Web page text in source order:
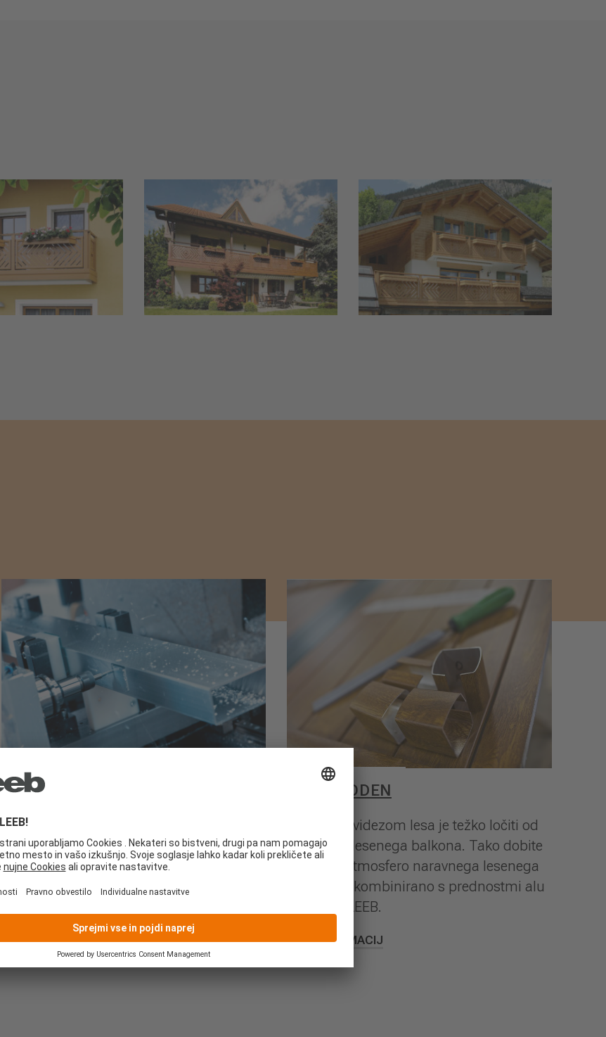
SISTEM ZAŠČITE IZ ALUMINIJA
pomeni dodatno zaščito za vas. Zaradi
čvrstejše zlitine z 20 % višjo trdnostjo so
naši aluminijasti izdelki še bolje zaščiteni
pred točo in drugimi mehanskimi vplivi.
VEČ INFORMACIJ
ALU WOODEN
Prevleko z videzom lesa je težko ločiti od
„pravega“ lesenega balkona. Tako dobite
posebno atmosfero naravnega lesenega
materiala, kombinirano s prednostmi alu
balkonov LEEB.
VEČ INFORMACIJ